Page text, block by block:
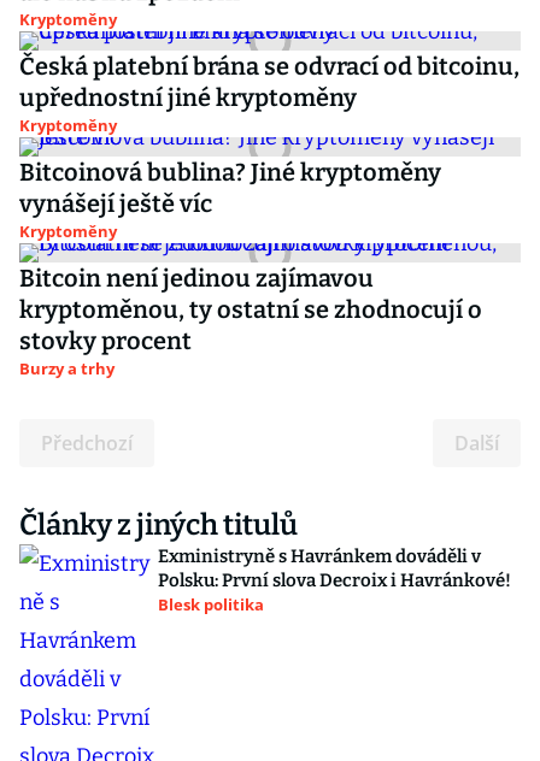
Kryptoměny
Česká platební brána se odvrací od bitcoinu,
upřednostní jiné kryptoměny
Kryptoměny
Bitcoinová bublina? Jiné kryptoměny
vynášejí ještě víc
Kryptoměny
Bitcoin není jedinou zajímavou
kryptoměnou, ty ostatní se zhodnocují o
stovky procent
Burzy a trhy
Předchozí Další
Články z jiných titulů
Exministryně s Havránkem dováděli v
Polsku: První slova Decroix i Havránkové!
Blesk politika